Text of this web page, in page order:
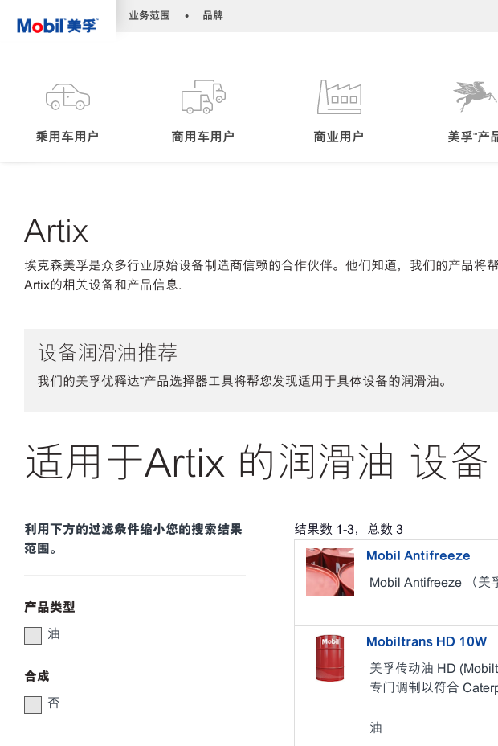
业务范围 • 品牌
乘用车用户 商用车用户 商业用户 美孚™产
Artix
埃克森美孚是众多行业原始设备制造商信赖的合作伙伴。他们知道，我们的产品将
Artix的相关设备和产品信息.
设备润滑油推荐
我们的美孚优释达℠产品选择器工具将帮您发现适用于具体设备的润滑油。
适用于Artix 的润滑油 设备
利用下方的过滤条件缩小您的搜索结果
范围。
产品类型
油
合成
否
结果数 1-3，总数 3
Mobil Antifreeze
Mobil Antifreeze （美
Mobiltrans HD 10W
美孚传动油 HD
专门调制以符合
油